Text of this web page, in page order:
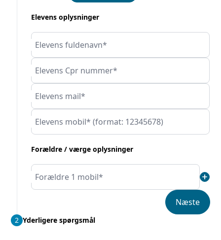
Elevens oplysninger
Elevens fuldenavn*
Elevens Cpr nummer*
Elevens mail*
Elevens mobil* (format: 12345678)
Forældre / værge oplysninger
Forældre 1 mobil* add
Næste
2 Yderligere spørgsmål